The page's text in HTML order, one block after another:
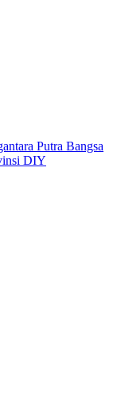
Putra Bangsa
DIY